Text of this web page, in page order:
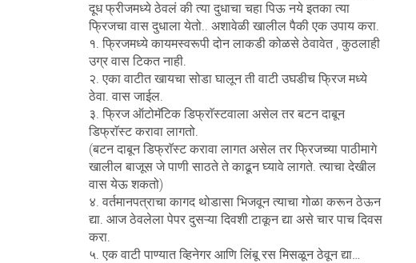
दूध फ्रीजमध्ये ठेवलं की त्या दुधाचा चहा पिऊ नये इतका त्या
फ्रिजचा वास दुधाला येतो.. अशावेळी खालील पैकी एक उपाय करा.
१. फ्रिजमध्ये कायमस्वरूपी दोन लाकडी कोळसे ठेवावेत , कुठलाही
उग्र वास टिकत नाही.
२. एका वाटीत खायचा सोडा घालून ती वाटी उघडीच फ्रिज मध्ये
ठेवा. वास जाईल.
३. फ्रिज ऑटोमॅटिक डिफ्राॅस्टवाला असेल तर बटन दाबून
डिफ्राॅस्ट करावा लागतो.
(बटन दाबून डिफ्राॅस्ट करावा लागत असेल तर फ्रिजच्या पाठीमागे
खालील बाजूस जे पाणी साठते ते काढून घ्यावे लागते. त्याचा देखील
वास येऊ शकतो)
४. वर्तमानपत्राचा कागद थोडासा भिजवून त्याचा गोळा करून ठेऊन
द्या. आज ठेवलेला पेपर दुसऱ्या दिवशी टाकून द्या असे चार पाच दिवस
करा.
५. एक वाटी पाण्यात व्हिनेगर आणि लिंबू रस मिसळून ठेवून द्या…